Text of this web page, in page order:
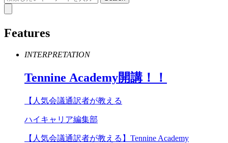
Features
INTERPRETATION
Tennine Academy開講！！
【人気会議通訳者が教える
ハイキャリア編集部
【人気会議通訳者が教える】Tennine Academy